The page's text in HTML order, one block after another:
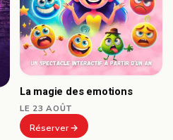
La magie des emotions
LE 23 AOÛT
Réserver